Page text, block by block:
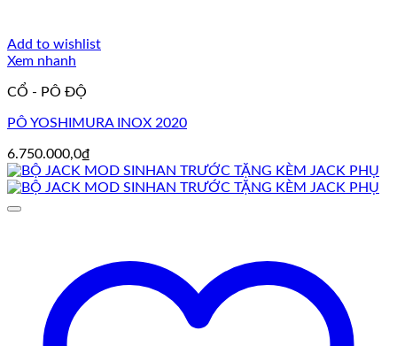
Add to wishlist
Xem nhanh
CỔ - PÔ ĐỘ
PÔ YOSHIMURA INOX 2020
6.750.000,0₫